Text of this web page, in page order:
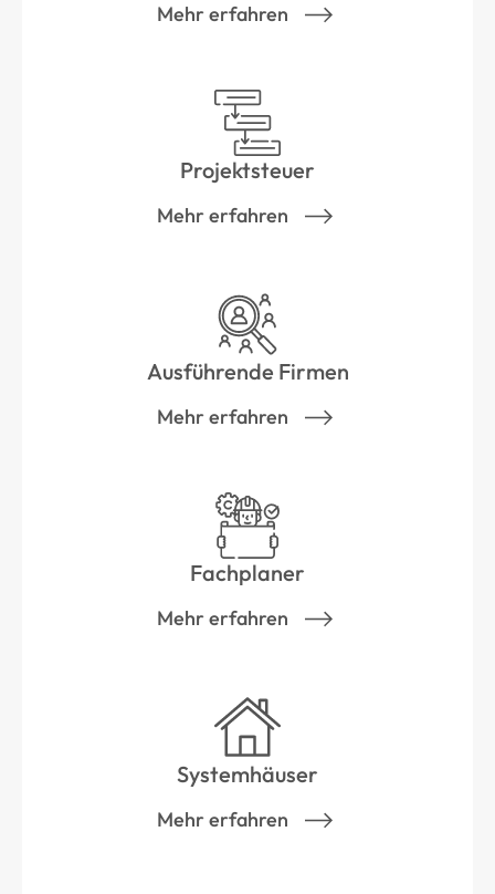
Mehr erfahren
Projektsteuer
Mehr erfahren
Ausführende Firmen
Mehr erfahren
Fachplaner
Mehr erfahren
Systemhäuser
Mehr erfahren